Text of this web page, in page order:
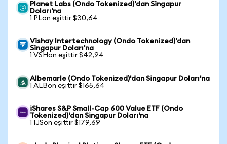
Planet Labs (Ondo Tokenized)'dan Singapur
Doları'na
1 PLon eşittir $30,64
Vishay Intertechnology (Ondo Tokenized)'dan
Singapur Doları'na
1 VSHon eşittir $42,94
Albemarle (Ondo Tokenized)'dan Singapur Doları'na
1 ALBon eşittir $165,64
iShares S&P Small-Cap 600 Value ETF (Ondo
Tokenized)'dan Singapur Doları'na
1 IJSon eşittir $179,69